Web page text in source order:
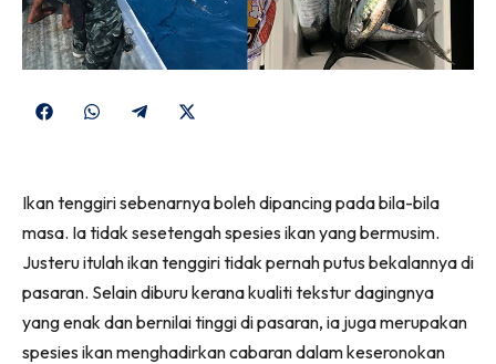
Share
Share
Share
(Twitter)
Ikan tenggiri sebenarnya boleh dipancing pada bila-bila
masa. Ia tidak sesetengah spesies ikan yang bermusim.
Justeru itulah ikan tenggiri tidak pernah putus bekalannya di
pasaran. Selain diburu kerana kualiti tekstur dagingnya
yang enak dan bernilai tinggi di pasaran, ia juga merupakan
spesies ikan menghadirkan cabaran dalam keseronokan